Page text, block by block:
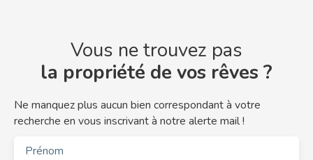
Vous ne trouvez pas
la propriété de vos rêves ?
Ne manquez plus aucun bien correspondant à votre
recherche en vous inscrivant à notre alerte mail !
Prénom